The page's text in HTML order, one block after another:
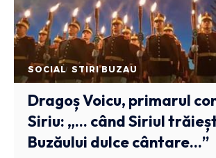
SOCIAL STIRI BUZAU
Dragoș Voicu, primarul
Siriu: „… când Siriul
Buzăului dulce cântare…”